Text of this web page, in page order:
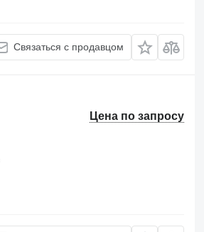
Связаться с продавцом
Цена по запросу